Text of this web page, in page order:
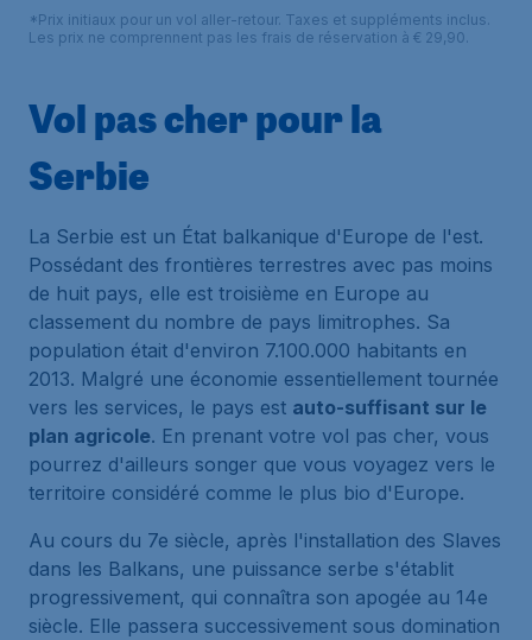
*Prix initiaux pour un vol aller-retour. Taxes et suppléments inclus.
Les prix ne comprennent pas les frais de réservation à € 29,90.
Vol pas cher pour la
Serbie
La Serbie est un État balkanique d'Europe de l'est.
Possédant des frontières terrestres avec pas moins
de huit pays, elle est troisième en Europe au
classement du nombre de pays limitrophes. Sa
population était d'environ 7.100.000 habitants en
2013. Malgré une économie essentiellement tournée
vers les services, le pays est auto-suffisant sur le
plan agricole. En prenant votre vol pas cher, vous
pourrez d'ailleurs songer que vous voyagez vers le
territoire considéré comme le plus bio d'Europe.
Au cours du 7e siècle, après l'installation des Slaves
dans les Balkans, une puissance serbe s'établit
progressivement, qui connaîtra son apogée au 14e
siècle. Elle passera successivement sous domination